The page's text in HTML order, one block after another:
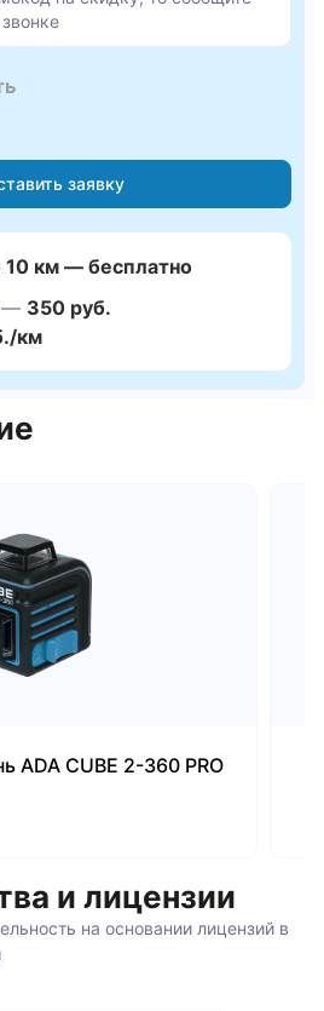
заявку
км — бесплатно
— 350 руб.
км
ADA CUBE 2-360 PRO
и лицензии
на основании лицензий в